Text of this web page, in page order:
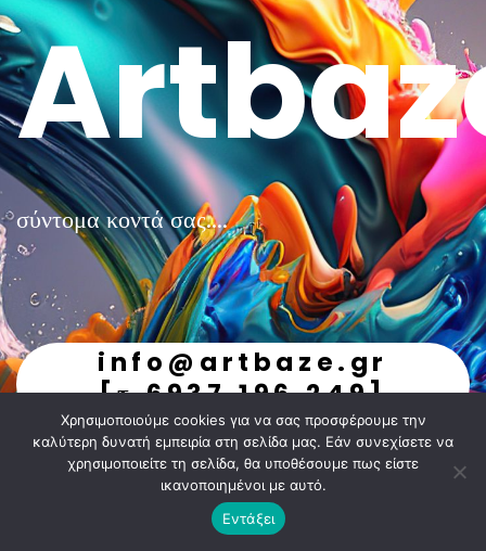
σύντομα κοντά σας....
info@artbaze.gr
[τ.6937.196.249]
undefined
Χρησιμοποιούμε cookies για να σας προσφέρουμε την
καλύτερη δυνατή εμπειρία στη σελίδα μας. Εάν συνεχίσετε να
χρησιμοποιείτε τη σελίδα, θα υποθέσουμε πως είστε
ικανοποιημένοι με αυτό.
Εντάξει